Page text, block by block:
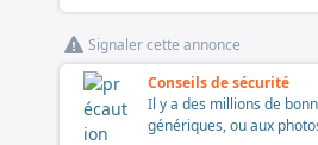
Signaler cette annonce
Conseils de sécurité
Il y a des millions de
génériques, ou aux